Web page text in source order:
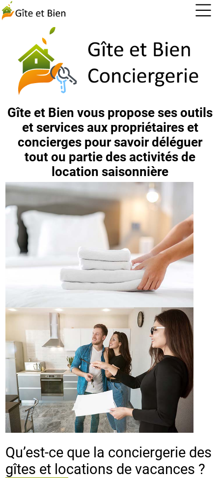
Gîte et Bien vous propose ses outils
et services aux propriétaires et
concierges pour savoir déléguer
tout ou partie des activités de
location saisonnière
Qu’est-ce que la conciergerie des
gîtes et locations de vacances ?